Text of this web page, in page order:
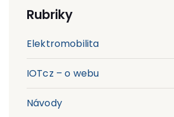
Rubriky
Elektromobilita
IOTcz – o webu
Návody